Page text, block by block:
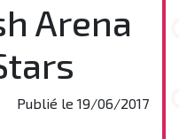
Arena
Publié le 19/06/2017